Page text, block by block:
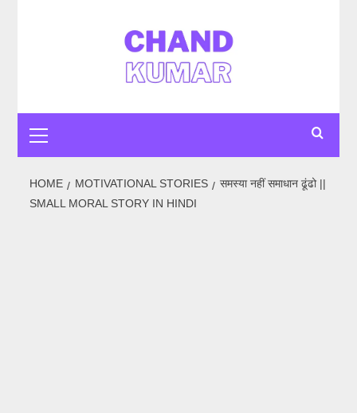
Menu
HOME MOTIVATIONAL STORIES
समस्या नहीं समाधान ढूंढो ||
SMALL MORAL STORY IN HINDI